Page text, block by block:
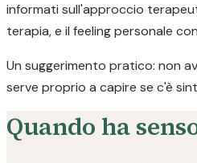
informati sull'approccio
terapia, e il feeling personale
Un suggerimento pratico: non
serve proprio a capire se c'è
Quando ha